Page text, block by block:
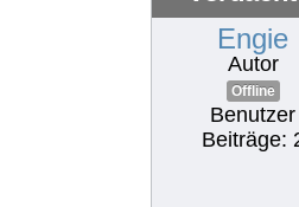
Engie
Autor
Offline
Benutzer
Beiträge: